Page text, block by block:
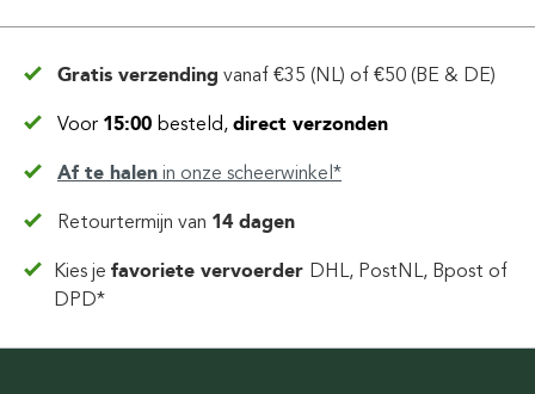
Gratis verzending vanaf €35 (NL) of €50 (BE & DE)
Voor 15:00 besteld, direct verzonden
Af te halen in onze scheerwinkel*
Retourtermijn van 14 dagen
Kies jefavoriete vervoerder DHL, PostNL, Bpost of
DPD*